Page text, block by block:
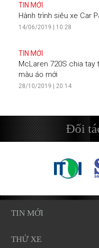
TIN MỚI
Hành trình siêu xe Car
14/06/2019 | 10:28
TIN MỚI
McLaren 720S chia tay
màu áo mới
28/10/2019 | 20:14
Đối
TIN MỚI
THỬ XE